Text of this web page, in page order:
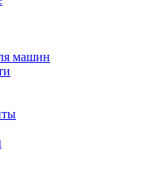
машин